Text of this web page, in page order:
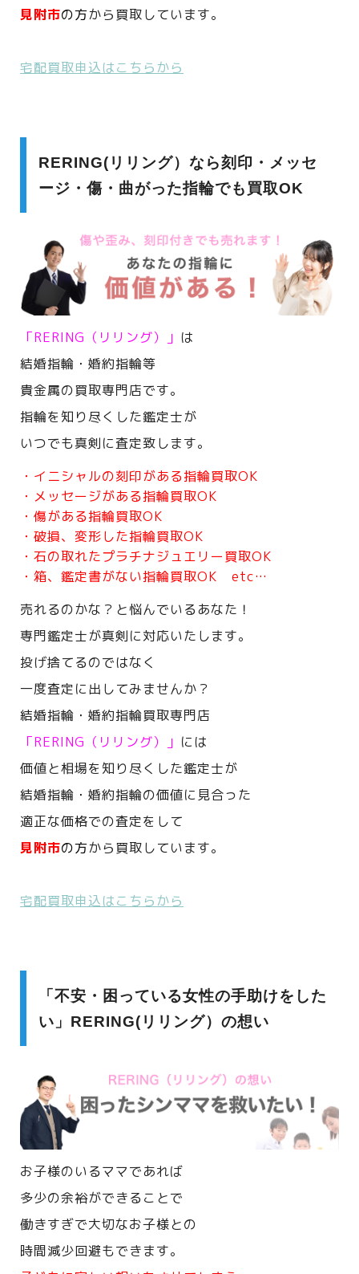
見附市の方から買取しています。
宅配買取申込はこちらから
RERING(リリング）なら刻印・メッセ
ージ・傷・曲がった指輪でも買取OK
「RERING（リリング）」 は
結婚指輪・婚約指輪等
貴金属の買取専門店です。
指輪を知り尽くした鑑定士が
いつでも真剣に査定致します。
・イニシャルの刻印がある指輪買取OK
・メッセージがある指輪買取OK
・傷がある指輪買取OK
・破損、変形した指輪買取OK
・石の取れたプラチナジュエリー買取OK
・箱、鑑定書がない指輪買取OK etc…
売れるのかな？と悩んでいるあなた！
専門鑑定士が真剣に対応いたします。
投げ捨てるのではなく
一度査定に出してみませんか？
結婚指輪・婚約指輪買取専門店
「RERING（リリング）」 には
価値と相場を知り尽くした鑑定士が
結婚指輪・婚約指輪の価値に見合った
適正な価格での査定をして
見附市の方から買取しています。
宅配買取申込はこちらから
「不安・困っている女性の手助けをした
い」RERING(リリング）の想い
お子様のいるママであれば
多少の余裕ができることで
働きすぎで大切なお子様との
時間減少回避もできます。